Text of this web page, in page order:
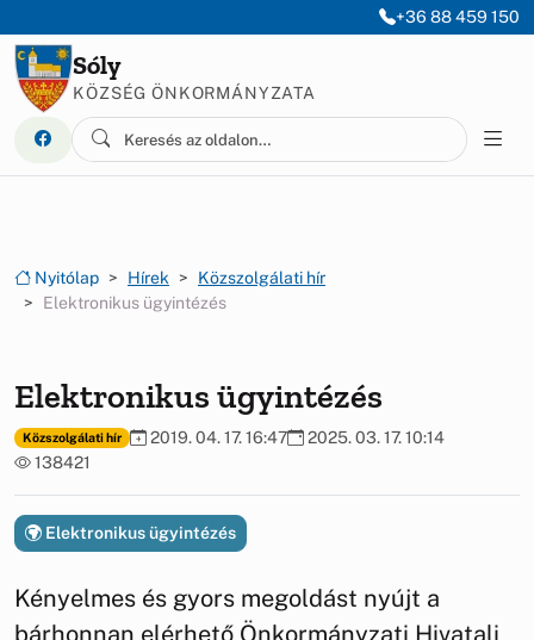
+36 88 459 150
Sóly
KÖZSÉG ÖNKORMÁNYZATA
Nyitólap Hírek
Közszolgálati hír
Elektronikus ügyintézés
Elektronikus ügyintézés
Közszolgálati hír 2019. 04. 17. 16:47
2025. 03. 17. 10:14
138421
Elektronikus ügyintézés
Kényelmes és gyors megoldást nyújt a
bárhonnan elérhető Önkormányzati Hivatali